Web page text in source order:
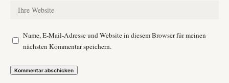
Name, E-Mail-Adresse und Website in diesem Browser für meinen
nächsten Kommentar speichern.